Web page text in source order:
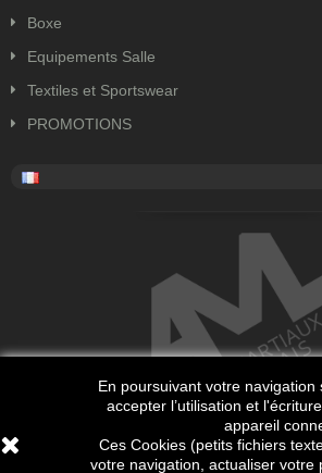
Boxe
Equipements Salle
Textiles et Sportswear
PROMOTIONS
En poursuivant votre navigation
accepter l’utilisation et
appareil
Ces Cookies (petits fichiers
votre navigation, actualiser votre
Copyright 2018 Tous droits réservés. Site